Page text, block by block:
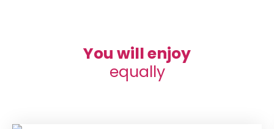
You will enjoy
equally